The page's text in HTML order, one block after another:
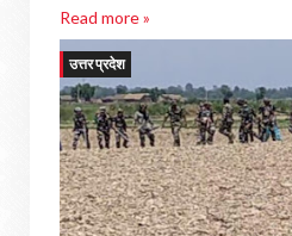
Read more »
उत्तर प्रदेश